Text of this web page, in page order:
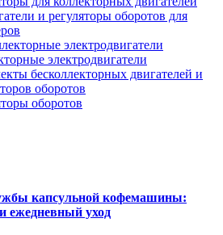
и регуляторы оборотов для
электродвигатели
электродвигатели
бесколлекторных двигателей и
оборотов
оборотов
капсульной кофемашины:
ежедневный уход